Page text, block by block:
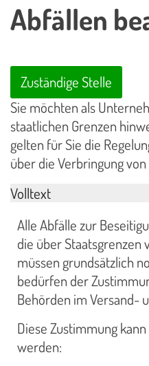
Abfällen
Zuständige Stelle
Sie möchten als
staatlichen Grenzen
gelten für Sie die
über die Verbringung
Volltext
Alle Abfälle zur
die über Staatsgrenzen
müssen grundsätzlich
bedürfen der
Behörden im Versand-
Diese Zustimmung
werden: